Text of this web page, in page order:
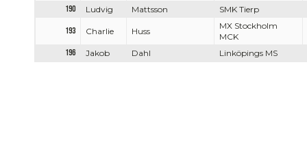
190 Ludvig Mattsson SMK Tierp
193 Charlie Huss
MX Stockholm
MCK
196
Jakob Dahl Linköpings MS